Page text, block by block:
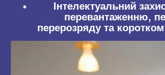
Інтелектуальний
перевантаженню,
перерозряду та